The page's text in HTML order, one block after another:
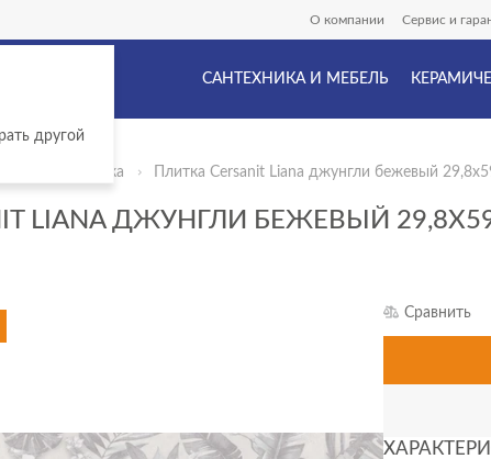
О компании Сервис и
САНТЕХНИКА И МЕБЕЛЬ
плитка Плитка Cersanit Liana джунгли бежевый
LIANA ДЖУНГЛИ БЕЖЕВЫЙ
Сравнить
другой